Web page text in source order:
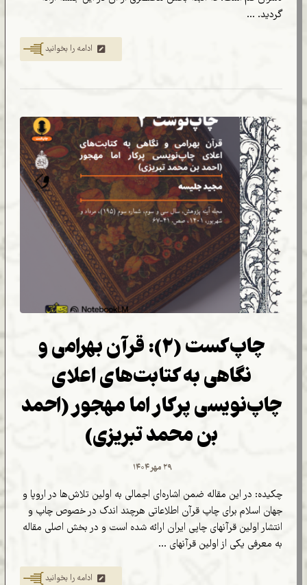
گردید. ...
ادامه را بخوانید
چاپ‌کست (۲): قرآن بهرامی و
نگاهی به کتابت‌های اعلای
چاپ‌نویسی پرکار اما مهجور (احمد
بن محمد تبریزی)
۲۹ مهر ۱۴۰۴
چکیده: در این مقاله ضمن اشاره‌ای اجمالی به اولین تلاش‌ها در اروپا و
جهان اسلام برای چاپ قرآن اطلاعاتی هرچند اندک در خصوص چاپ و
انتشار اولین قرآنهای چاپی ایران ارائه شده است و در بخش اصلی مقاله
به معرفی یکی از اولین قرآنهای ...
ادامه را بخوانید